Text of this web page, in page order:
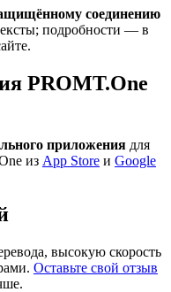
соединению
подробности — в
PROMT.One
приложения для
из App Store и Google
высокую скорость
Оставьте свой отзыв